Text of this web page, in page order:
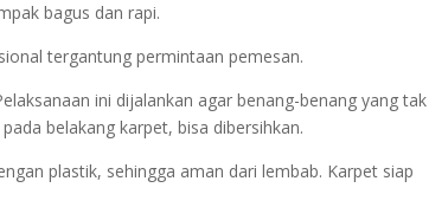
bagus dan rapi.
tergantung permintaan pemesan.
ini dijalankan agar benang-benang yang tak
belakang karpet, bisa dibersihkan.
plastik, sehingga aman dari lembab. Karpet siap